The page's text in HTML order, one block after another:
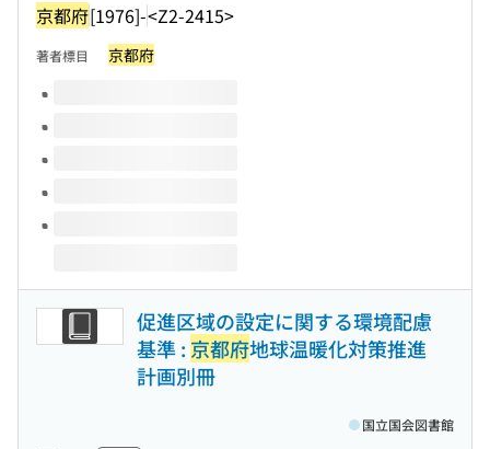
京都府[1976]-<Z2-2415>
著者標目 京都府
このタイトルの巻号
促進区域の設定に関する環境配慮
基準 : 京都府地球温暖化対策推進
計画別冊
国立国会図書館